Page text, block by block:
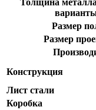
Размер
Размер
Конструкция
Лист стали
Коробка